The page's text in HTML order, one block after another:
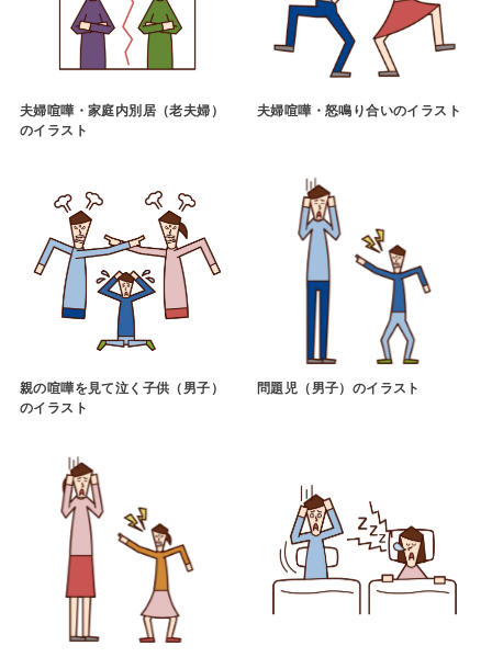
夫婦喧嘩・家庭内別居（老夫婦）
のイラスト
夫婦喧嘩・怒鳴り合いのイラスト
親の喧嘩を見て泣く子供（男子）
のイラスト
問題児（男子）のイラスト